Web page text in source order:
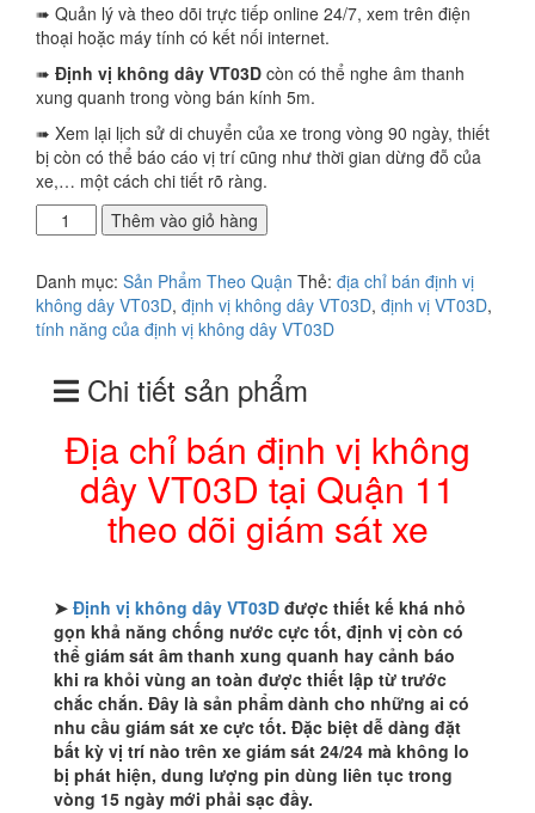
1.890.000₫.
➠ Quản lý và theo dõi trực tiếp online 24/7, xem trên điện
thoại hoặc máy tính có kết nối internet.
➠ Định vị không dây VT03D còn có thể nghe âm thanh
xung quanh trong vòng bán kính 5m.
➠ Xem lại lịch sử di chuyển của xe trong vòng 90 ngày, thiết
bị còn có thể báo cáo vị trí cũng như thời gian dừng đỗ của
xe,… một cách chi tiết rõ ràng.
chỉ
định
vị
không
VT03D
tại
lượng
Thêm vào giỏ hàng
Danh mục: Sản Phẩm Theo Quận Thẻ: địa chỉ bán định vị
không dây VT03D, định vị không dây VT03D, định vị VT03D,
tính năng của định vị không dây VT03D
Chi tiết sản phẩm
Địa chỉ bán định vị không
dây VT03D tại Quận 11
theo dõi giám sát xe
➤ Định vị không dây VT03D được thiết kế khá nhỏ
gọn khả năng chống nước cực tốt, định vị còn có
thể giám sát âm thanh xung quanh hay cảnh báo
khi ra khỏi vùng an toàn được thiết lập từ trước
chắc chắn. Đây là sản phẩm dành cho những ai có
nhu cầu giám sát xe cực tốt. Đặc biệt dễ dàng đặt
bất kỳ vị trí nào trên xe giám sát 24/24 mà không lo
bị phát hiện, dung lượng pin dùng liên tục trong
vòng 15 ngày mới phải sạc đầy.